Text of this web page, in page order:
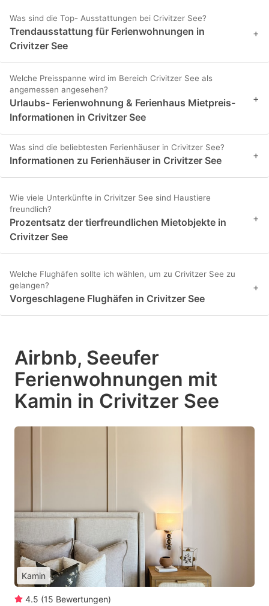
Was sind die Top- Ausstattungen bei Crivitzer See?
Trendausstattung für Ferienwohnungen in
Crivitzer See
+
Welche Preisspanne wird im Bereich Crivitzer See als
angemessen angesehen?
Urlaubs- Ferienwohnung & Ferienhaus Mietpreis-
Informationen in Crivitzer See
+
Was sind die beliebtesten Ferienhäuser in Crivitzer See?
Informationen zu Ferienhäuser in Crivitzer See +
Wie viele Unterkünfte in Crivitzer See sind Haustiere
freundlich?
Prozentsatz der tierfreundlichen Mietobjekte in
Crivitzer See
+
Welche Flughäfen sollte ich wählen, um zu Crivitzer See zu
gelangen?
Vorgeschlagene Flughäfen in Crivitzer See
+
Airbnb, Seeufer
Ferienwohnungen mit
Kamin in Crivitzer See
Kamin
4.5 (15 Bewertungen)